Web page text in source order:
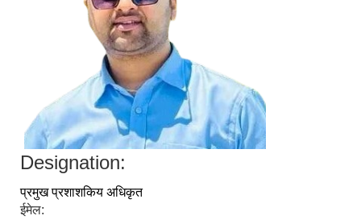
Designation:
प्रमुख प्रशाशकिय अधिकृत
ईमेल: